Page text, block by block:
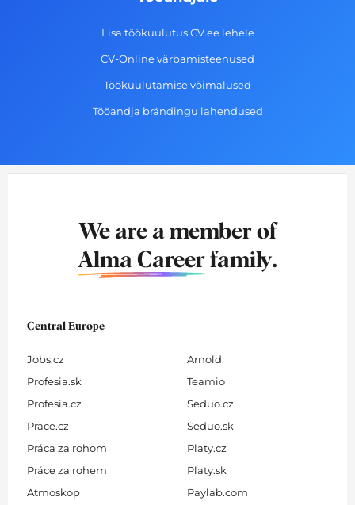
Lisa töökuulutus CV.ee lehele
CV-Online värbamisteenused
Töökuulutamise võimalused
Tööandja brändingu lahendused
We are a member of
Alma Career family.
Central Europe
Jobs.cz
Profesia.sk
Profesia.cz
Prace.cz
Práca za rohom
Práce za rohem
Atmoskop
Arnold
Teamio
Seduo.cz
Seduo.sk
Platy.cz
Platy.sk
Paylab.com